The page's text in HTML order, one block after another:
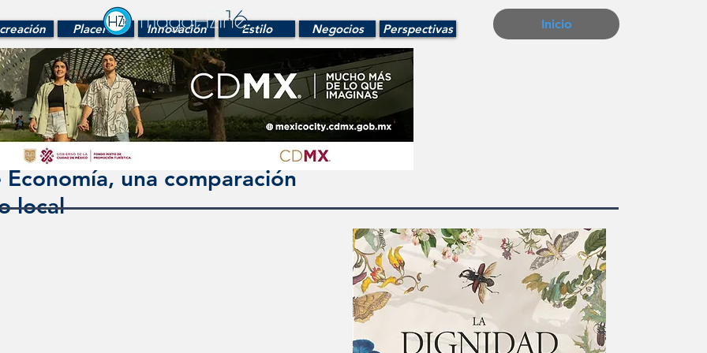
Placeres Innovación Estilo Negocios Perspectivas Inicio
una comparación
local